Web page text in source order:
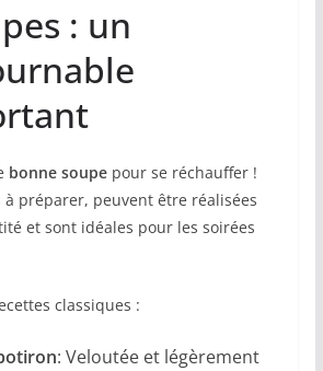
: un
bonne soupepour se réchauffer !
à préparer, peuvent être réalisées
et sont idéales pour les soirées
classiques :
: Veloutée et légèrement